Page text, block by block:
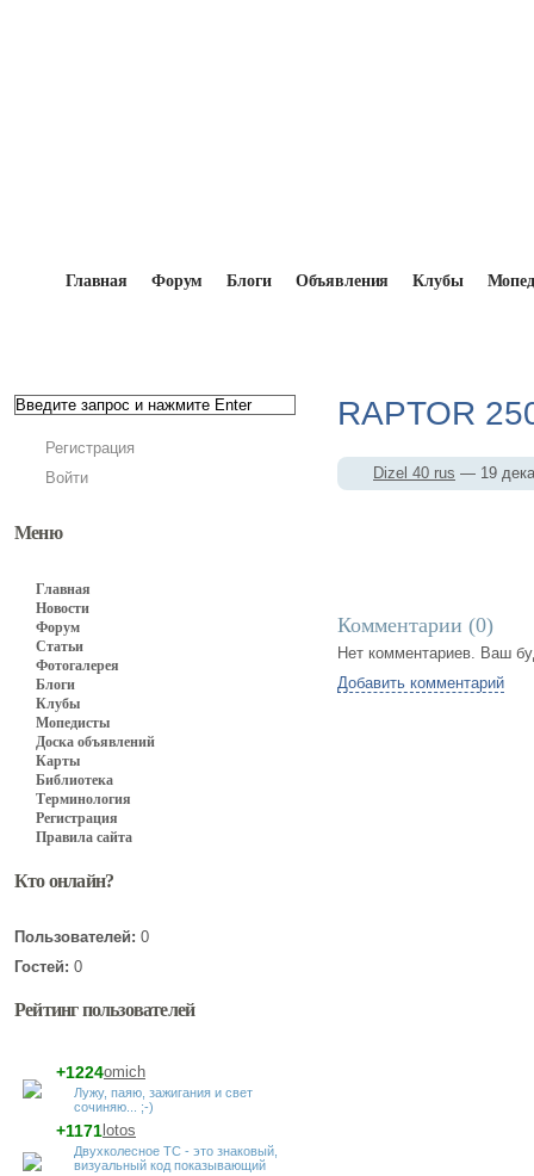
Главная Форум Блоги Объявления Клубы
Регистрация
Войти
Меню
Главная
Новости
Форум
Статьи
Фотогалерея
Блоги
Клубы
Мопедисты
Доска объявлений
Карты
Библиотека
Терминология
Регистрация
Правила сайта
Кто онлайн?
Пользователей: 0
Гостей: 0
Рейтинг пользователей
omich
+1224
Лужу, паяю, зажигания и свет
сочиняю... ;-)
lotos
+1171
Двухколесное ТС - это знаковый,
визуальный код показывающий
RAPTOR
Dizel 40 rus — 19
Комментарии (0)
Нет комментариев. Ваш
Добавить комментарий